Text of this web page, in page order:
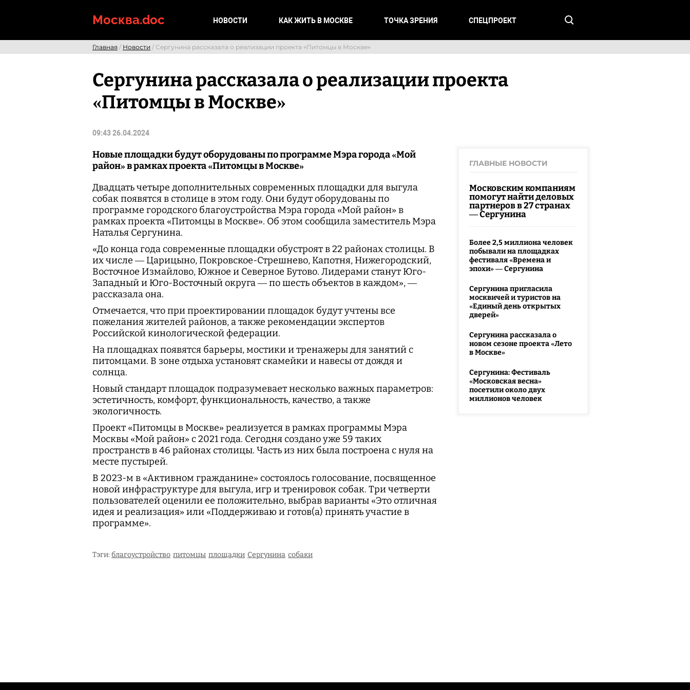
Москва.doc НОВОСТИ КАК ЖИТЬ В МОСКВЕ ТОЧКА ЗРЕНИЯ СПЕЦПРОЕКТ
Главная / Новости / Сергунина рассказала о реализации проекта «Питомцы в Москве»
Сергунина рассказала о реализации проекта
«Питомцы в Москве»
09:43 26.04.2024
Новые площадки будут оборудованы по программе Мэра города «Мой
район» в рамках проекта «Питомцы в Москве»
Двадцать четыре дополнительных современных площадки для выгула
собак появятся в столице в этом году. Они будут оборудованы по
программе городского благоустройства Мэра города «Мой район» в
рамках проекта «Питомцы в Москве». Об этом сообщила заместитель Мэра
Наталья Сергунина.
«До конца года современные площадки обустроят в 22 районах столицы. В
их числе — Царицыно, Покровское-Стрешнево, Капотня, Нижегородский,
Восточное Измайлово, Южное и Северное Бутово. Лидерами станут Юго-
Западный и Юго-Восточный округа — по шесть объектов в каждом», —
рассказала она.
Отмечается, что при проектировании площадок будут учтены все
пожелания жителей районов, а также рекомендации экспертов
Российской кинологической федерации.
На площадках появятся барьеры, мостики и тренажеры для занятий с
питомцами. В зоне отдыха установят скамейки и навесы от дождя и
солнца.
Новый стандарт площадок подразумевает несколько важных параметров:
эстетичность, комфорт, функциональность, качество, а также
экологичность.
Проект «Питомцы в Москве» реализуется в рамках программы Мэра
Москвы «Мой район» с 2021 года. Сегодня создано уже 59 таких
пространств в 46 районах столицы. Часть из них была построена с нуля на
месте пустырей.
В 2023-м в «Активном гражданине» состоялось голосование, посвященное
новой инфраструктуре для выгула, игр и тренировок собак. Три четверти
пользователей оценили ее положительно, выбрав варианты «Это отличная
идея и реализация» или «Поддерживаю и готов(а) принять участие в
программе».
Тэги: благоустройство питомцы площадки Сергунина собаки
ГЛАВНЫЕ НОВОСТИ
Московским компаниям
помогут найти деловых
партнеров в 27 странах
— Сергунина
Более 2,5 миллиона человек
побывали на площадках
фестиваля «Времена и
эпохи» — Сергунина
Сергунина пригласила
москвичей и туристов на
«Единый день открытых
дверей»
Сергунина рассказала о
новом сезоне проекта «Лето
в Москве»
Сергунина: Фестиваль
«Московская весна»
посетили около двух
миллионов человек